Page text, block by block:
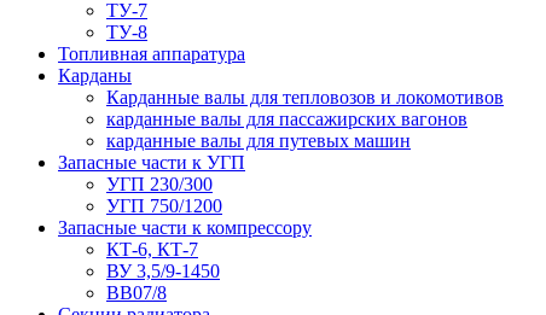
ТУ-7
ТУ-8
Топливная аппаратура
Карданы
Карданные валы для тепловозов и локомотивов
карданные валы для пассажирских вагонов
карданные валы для путевых машин
Запасные части к УГП
УГП 230/300
УГП 750/1200
Запасные части к компрессору
КТ-6, КТ-7
ВУ 3,5/9-1450
ВВ07/8